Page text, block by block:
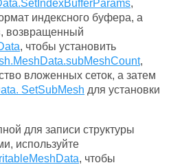
,
индексного буфера, а
возвращенный
, чтобы установить
,
вложенных сеток, а затем
SetSubMesh для установки
для записи структуры
используйте
, чтобы